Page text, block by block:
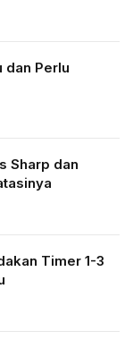
dan Perlu
Sharp dan
Timer 1-3